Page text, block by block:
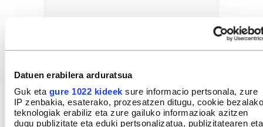
Datuen erabilera arduratsua
Guk eta gure 1022 kideek sure informacio pertsonala, zure
IP zenbakia, esaterako, prozesatzen ditugu, cookie bezalako
teknologiak erabiliz eta zure gailuko informazioak azitzen
dugu publizitate eta eduki pertsonalizatua, publizitatearen eta